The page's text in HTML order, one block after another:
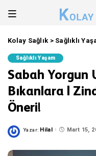
Kolay Sağlık> Sağlıklı
Sağlıklı Yaşam
Sabah Yorgun
Bıkanlara |
Öneri!
Posted
Yazar: Hilal Mart 15,